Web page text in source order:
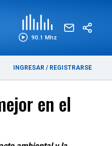
90.1 Mhz
INGRESAR / REGISTRARSE
en el